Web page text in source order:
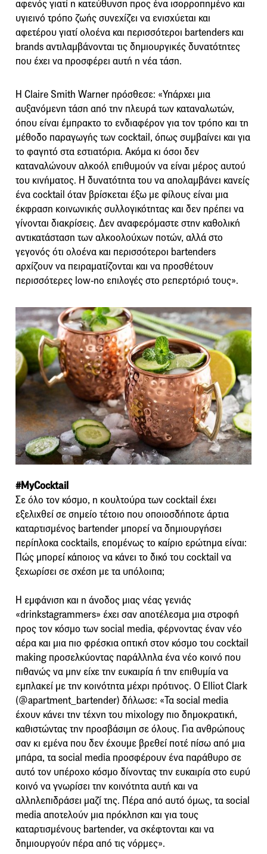
αφενός γιατί η κατεύθυνση προς ένα ισορροπημένο και
υγιεινό τρόπο ζωής συνεχίζει να ενισχύεται και
αφετέρου γιατί ολοένα και περισσότεροι bartenders και
brands αντιλαμβάνονται τις δημιουργικές δυνατότητες
που έχει να προσφέρει αυτή η νέα τάση.
Η Claire Smith Warner πρόσθεσε: «Υπάρχει μια
αυξανόμενη τάση από την πλευρά των καταναλωτών,
όπου είναι έμπρακτο το ενδιαφέρον για τον τρόπο και τη
μέθοδο παραγωγής των cocktail, όπως συμβαίνει και για
το φαγητό στα εστιατόρια. Ακόμα κι όσοι δεν
καταναλώνουν αλκοόλ επιθυμούν να είναι μέρος αυτού
του κινήματος. Η δυνατότητα του να απολαμβάνει κανείς
ένα cocktail όταν βρίσκεται έξω με φίλους είναι μια
έκφραση κοινωνικής συλλογικότητας και δεν πρέπει να
γίνονται διακρίσεις. Δεν αναφερόμαστε στην καθολική
αντικατάσταση των αλκοολούχων ποτών, αλλά στο
γεγονός ότι ολοένα και περισσότεροι bartenders
αρχίζουν να πειραματίζονται και να προσθέτουν
περισσότερες low-no επιλογές στο ρεπερτόριό τους».
#MyCocktail
Σε όλο τον κόσμο, η κουλτούρα των cocktail έχει
εξελιχθεί σε σημείο τέτοιο που οποιοσδήποτε άρτια
καταρτισμένος bartender μπορεί να δημιουργήσει
περίπλοκα cocktails, επομένως το καίριο ερώτημα είναι:
Πώς μπορεί κάποιος να κάνει το δικό του cocktail να
ξεχωρίσει σε σχέση με τα υπόλοιπα;
Η εμφάνιση και η άνοδος μιας νέας γενιάς
«drinkstagrammers» έχει σαν αποτέλεσμα μια στροφή
προς τον κόσμο των social media, φέρνοντας έναν νέο
αέρα και μια πιο φρέσκια οπτική στον κόσμο του cocktail
making προσελκύοντας παράλληλα ένα νέο κοινό που
πιθανώς να μην είχε την ευκαιρία ή την επιθυμία να
εμπλακεί με την κοινότητα μέχρι πρότινος. Ο Elliot Clark
(@apartment_bartender) δήλωσε: «Τα social media
έχουν κάνει την τέχνη του mixology πιο δημοκρατική,
καθιστώντας την προσβάσιμη σε όλους. Για ανθρώπους
σαν κι εμένα που δεν έχουμε βρεθεί ποτέ πίσω από μια
μπάρα, τα social media προσφέρουν ένα παράθυρο σε
αυτό τον υπέροχο κόσμο δίνοντας την ευκαιρία στο ευρύ
κοινό να γνωρίσει την κοινότητα αυτή και να
αλληλεπιδράσει μαζί της. Πέρα από αυτό όμως, τα social
media αποτελούν μια πρόκληση και για τους
καταρτισμένους bartender, να σκέφτονται και να
δημιουργούν πέρα από τις νόρμες».